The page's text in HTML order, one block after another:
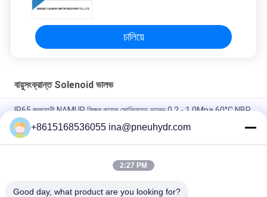
চালিয়ে
বায়ুসংক্রান্ত Solenoid ভালভ
IP65 জলরোধী NAMUR সিঙ্গল কয়েল সোলিনয়েড ভালভ 0.2 - 1.0Mpa 60°C NBR
PUR সিল
FV-L10 ইন-লাইন ৫-ওয়ে নিউম্যাটিক সোলিনয়েড ভালভ M7
DOOS লিড - টাইপ সিরিজ সলিনয়েড ভালভ কুণ্ডলী DC24V ডিসি 29W পালস ভালভ
+8615168536055 ina@pneuhydr.com
2:27 PM
Good day, what product are you looking for?